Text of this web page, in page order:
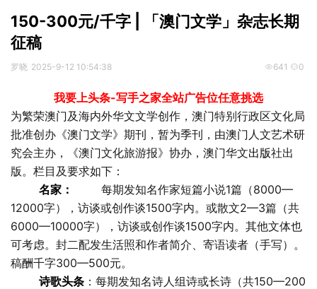
150-300元/千字 | 「澳门文学」杂志长期
征稿
罗晓 2025-9-12 10:54:38 641 0
我要上头条-写手之家全站广告位任意挑选
为繁荣澳门及海内外华文文学创作，澳门特别行政区文化局
批准创办《澳门文学》期刊，暂为季刊，由澳门人文艺术研
究会主办，《澳门文化旅游报》协办，澳门华文出版社出
版。栏目及要求如下：
名家：
每期发知名作家短篇小说1篇（8000—
12000字），访谈或创作谈1500字内。或散文2—3篇（共
6000—10000字），访谈或创作谈1500字内。其他文体也
可考虑。封二配发生活照和作者简介、寄语读者（手写）。
稿酬千字300—500元。
诗歌头条 ：每期发知名诗人组诗或长诗（共150—200